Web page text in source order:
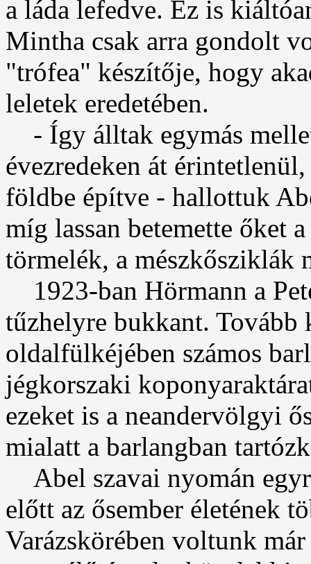
a láda lefedve. Ez is
Mintha csak arra gondolt
"trófea" készítője, hogy
leletek eredetében.
- Így álltak egymás
évezredeken át
földbe építve - hallottuk
míg lassan betemette őket
törmelék, a mészkősziklák
1923-ban Hörmann a
tűzhelyre bukkant.
oldalfülkéjében számos
jégkorszaki
ezeket is a neandervölgyi
mialatt a barlangban
Abel szavai nyomán
előtt az ősember életének
Varázskörében voltunk